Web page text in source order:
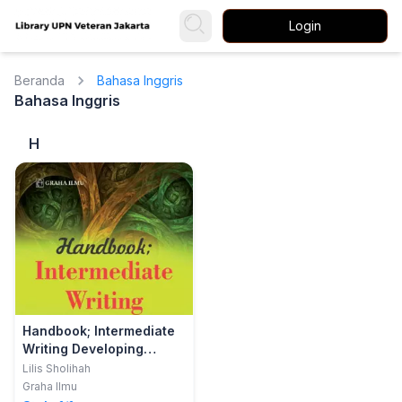
Login
Beranda Bahasa Inggris
Bahasa Inggris
H
Handbook; Intermediate
Writing Developing
English Writing Skill
Lilis Sholihah
Graha Ilmu